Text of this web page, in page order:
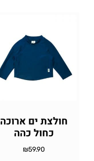
חולצת ים ארוכה
כחול כהה
₪59.90